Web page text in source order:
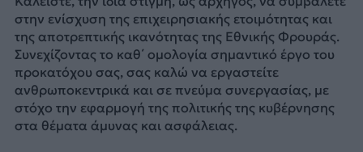
στην ενίσχυση της επιχειρησιακής ετοιμότητας και
της αποτρεπτικής ικανότητας της Εθνικής Φρουράς.
Συνεχίζοντας το καθ΄ ομολογία σημαντικό έργο του
προκατόχου σας, σας καλώ να εργαστείτε
ανθρωποκεντρικά και σε πνεύμα συνεργασίας, με
στόχο την εφαρμογή της πολιτικής της κυβέρνησης
στα θέματα άμυνας και ασφάλειας.